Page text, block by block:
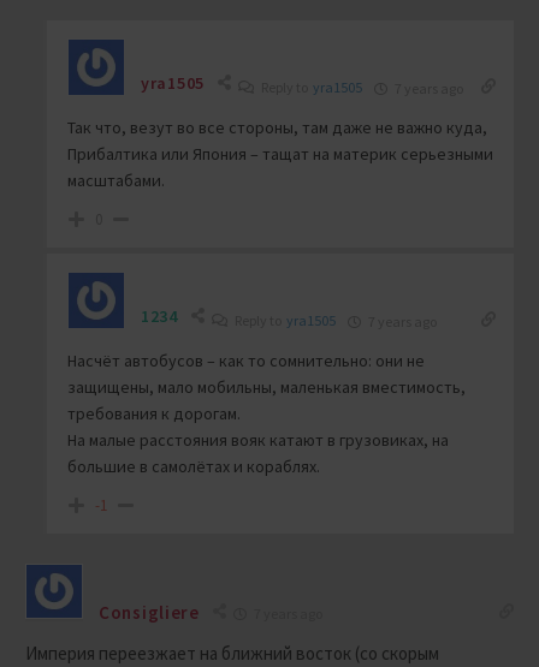
yra1505 yra1505
Так что, везут во все стороны, там даже не важно куда,
Прибалтика или Япония – тащат на материк серьезными
масштабами.
1234 yra1505
Насчёт автобусов – как то сомнительно: они не
защищены, мало мобильны, маленькая вместимость,
требования к дорогам.
На малые расстояния вояк катают в грузовиках, на
большие в самолётах и кораблях.
-1
Consigliere
Империя переезжает на ближний восток (со скорым